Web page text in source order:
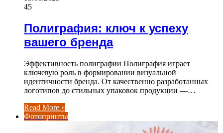
45
Полиграфия: ключ к успеху
вашего бренда
Эффективность полиграфии Полиграфия играет
ключевую роль в формировании визуальной
идентичности бренда. От качественно разработанных
логотипов до стильных упаковок продукции —…
Read More »
Фотопринты